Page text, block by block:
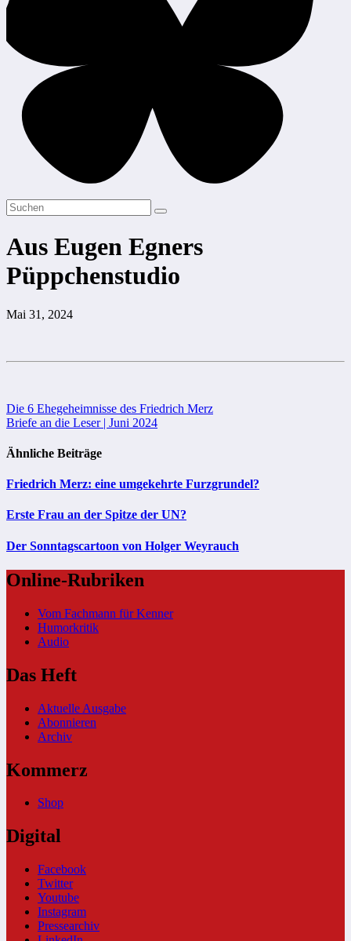
Aus Eugen Egners
Püppchenstudio
Mai 31, 2024
Beitragsnavigation
Die 6 Ehegeheimnisse des Friedrich Merz
Briefe an die Leser | Juni 2024
Ähnliche Beiträge
Friedrich Merz: eine umgekehrte Furzgrundel?
Erste Frau an der Spitze der UN?
Der Sonntagscartoon von Holger Weyrauch
Online-Rubriken
Vom Fachmann für Kenner
Humorkritik
Audio
Das Heft
Aktuelle Ausgabe
Abonnieren
Archiv
Kommerz
Shop
Digital
Facebook
Twitter
Youtube
Instagram
Pressearchiv